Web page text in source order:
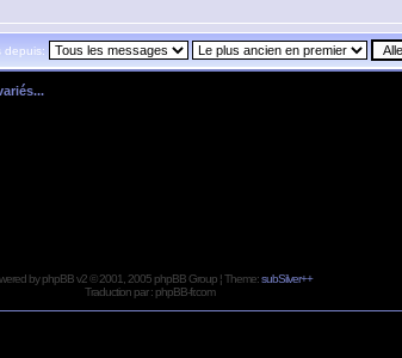
depuis:
byphpBBv2 © 2001, 2005 phpBB Group ¦ Theme:subSilver++
Traduction par : phpBB-fr.com